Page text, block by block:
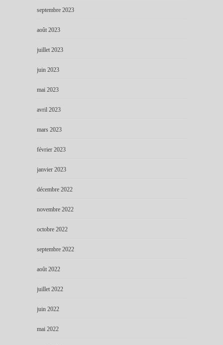
septembre 2023
août 2023
juillet 2023
juin 2023
mai 2023
avril 2023
mars 2023
février 2023
janvier 2023
décembre 2022
novembre 2022
octobre 2022
septembre 2022
août 2022
juillet 2022
juin 2022
mai 2022